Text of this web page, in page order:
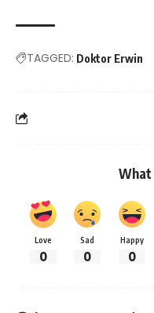
TAGGED: Doktor Erwin
What
Love
0
Sad
0
Happy
0